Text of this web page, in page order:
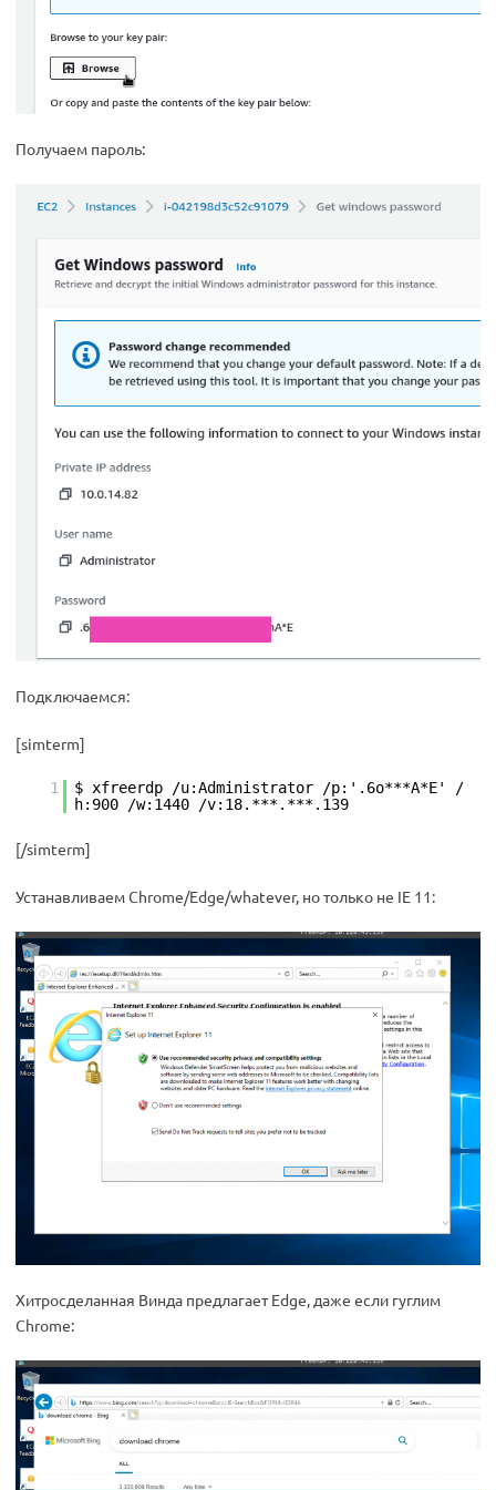
Получаем пароль:
Подключаемся:
[simterm]
1
$ xfreerdp /u:Administrator /p:'.6o***A*E' /
h:900 /w:1440 /v:18.***.***.139
[/simterm]
Устанавливаем Chrome/Edge/whatever, но только не IE 11:
Хитросделанная Винда предлагает Edge, даже если гуглим
Chrome: